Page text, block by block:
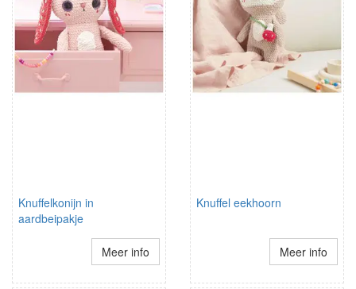
Knuffelkonijn in
aardbeipakje
Meer info
Knuffel eekhoorn
Meer info